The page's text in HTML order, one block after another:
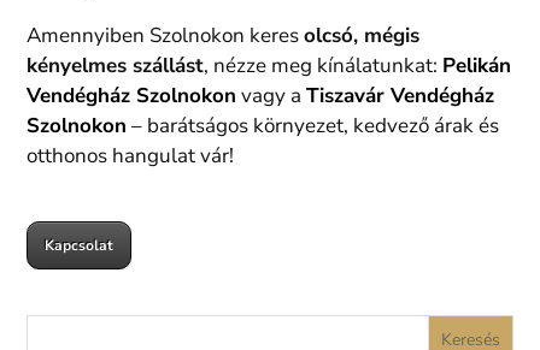
Amennyiben Szolnokon keresolcsó, mégis
kényelmes szállást, nézze meg kínálatunkat: Pelikán
Vendégház Szolnokon vagy aTiszavár Vendégház
Szolnokon – barátságos környezet, kedvező árak és
otthonos hangulat vár!
Kapcsolat